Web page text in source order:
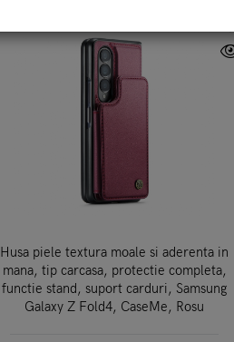
Husa piele textura moale si aderenta in
mana, tip carcasa, protectie completa,
functie stand, suport carduri, Samsung
Galaxy Z Fold4, CaseMe, Rosu